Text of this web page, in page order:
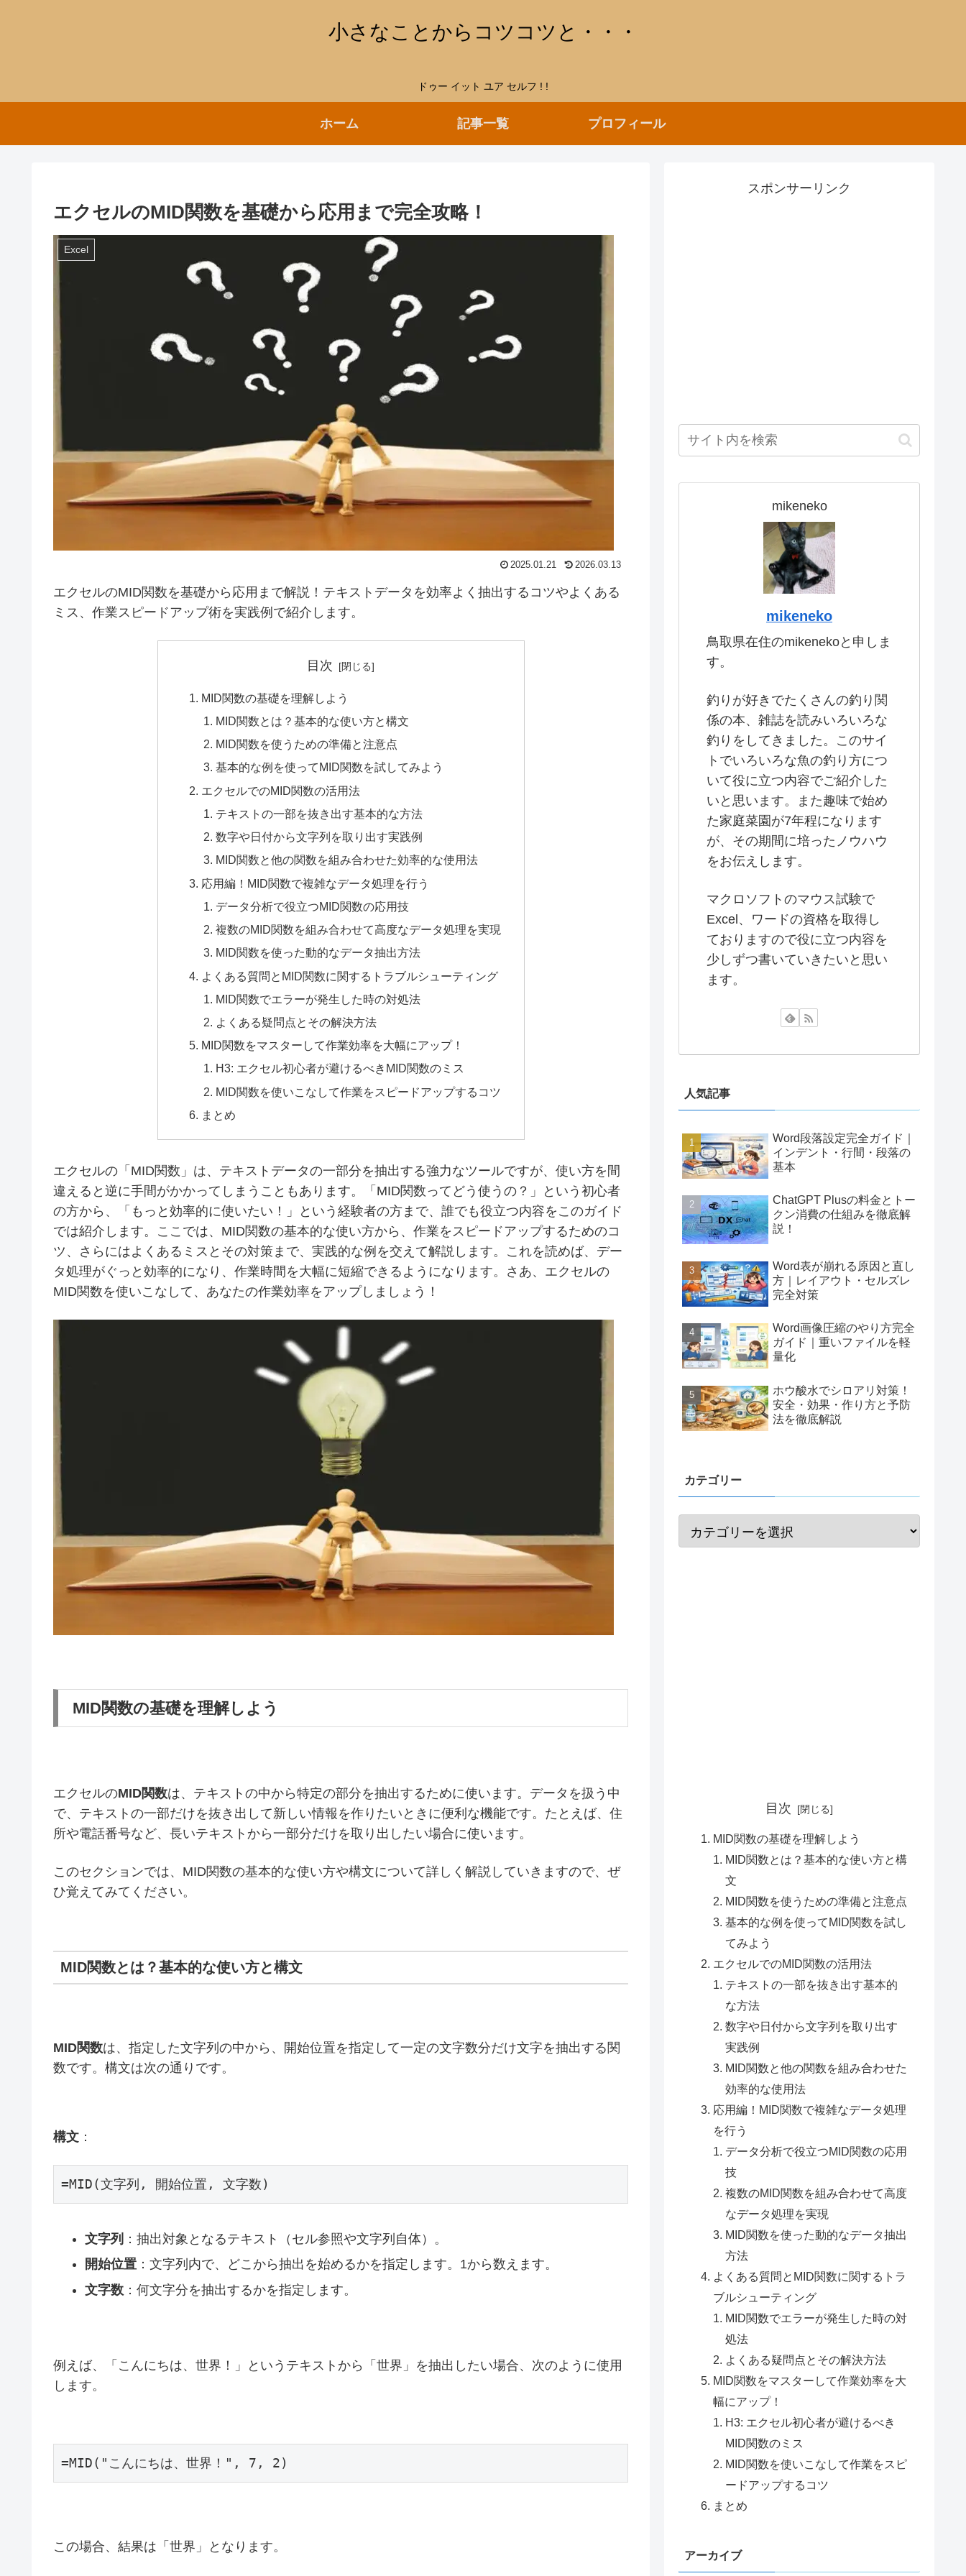
小さなことからコツコツと・・・
ドゥー イット ユア セルフ ! !
ホーム 記事一覧 プロフィール
エクセルのMID関数を基礎から応用まで完全攻略！
Excel
2025.01.21 2026.03.13
エクセルのMID関数を基礎から応用まで解説！テキストデータを効率よく抽出するコツやよくある
ミス、作業スピードアップ術を実践例で紹介します。
目次
MID関数の基礎を理解しよう
MID関数とは？基本的な使い方と構文
MID関数を使うための準備と注意点
基本的な例を使ってMID関数を試してみよう
エクセルでのMID関数の活用法
テキストの一部を抜き出す基本的な方法
数字や日付から文字列を取り出す実践例
MID関数と他の関数を組み合わせた効率的な使用法
応用編！MID関数で複雑なデータ処理を行う
データ分析で役立つMID関数の応用技
複数のMID関数を組み合わせて高度なデータ処理を実現
MID関数を使った動的なデータ抽出方法
よくある質問とMID関数に関するトラブルシューティング
MID関数でエラーが発生した時の対処法
よくある疑問点とその解決方法
MID関数をマスターして作業効率を大幅にアップ！
H3: エクセル初心者が避けるべきMID関数のミス
MID関数を使いこなして作業をスピードアップするコツ
まとめ
エクセルの「MID関数」は、テキストデータの一部分を抽出する強力なツールですが、使い方を間
違えると逆に手間がかかってしまうこともあります。「MID関数ってどう使うの？」という初心者
の方から、「もっと効率的に使いたい！」という経験者の方まで、誰でも役立つ内容をこのガイド
では紹介します。ここでは、MID関数の基本的な使い方から、作業をスピードアップするためのコ
ツ、さらにはよくあるミスとその対策まで、実践的な例を交えて解説します。これを読めば、デー
タ処理がぐっと効率的になり、作業時間を大幅に短縮できるようになります。さあ、エクセルの
MID関数を使いこなして、あなたの作業効率をアップしましょう！
MID関数の基礎を理解しよう
エクセルのMID関数は、テキストの中から特定の部分を抽出するために使います。データを扱う中
で、テキストの一部だけを抜き出して新しい情報を作りたいときに便利な機能です。たとえば、住
所や電話番号など、長いテキストから一部分だけを取り出したい場合に使います。
このセクションでは、MID関数の基本的な使い方や構文について詳しく解説していきますので、ぜ
ひ覚えてみてください。
MID関数とは？基本的な使い方と構文
MID関数は、指定した文字列の中から、開始位置を指定して一定の文字数分だけ文字を抽出する関
数です。構文は次の通りです。
構文 ：
=MID(文字列, 開始位置, 文字数)
文字列 ：抽出対象となるテキスト（セル参照や文字列自体）。
開始位置：文字列内で、どこから抽出を始めるかを指定します。1から数えます。
文字数：何文字分を抽出するかを指定します。
例えば、「こんにちは、世界！」というテキストから「世界」を抽出したい場合、次のように使用
します。
=MID("こんにちは、世界！", 7, 2)
この場合、結果は「世界」となります。
スポンサーリンク
mikeneko
mikeneko
鳥取県在住のmikenekoと申しま
す。
釣りが好きでたくさんの釣り関
係の本、雑誌を読みいろいろな
釣りをしてきました。このサイ
トでいろいろな魚の釣り方につ
いて役に立つ内容でご紹介した
いと思います。また趣味で始め
た家庭菜園が7年程になります
が、その期間に培ったノウハウ
をお伝えします。
マクロソフトのマウス試験で
Excel、ワードの資格を取得し
ておりますので役に立つ内容を
少しずつ書いていきたいと思い
ます。
人気記事
Word段落設定完全ガイド｜
インデント・行間・段落の
基本
ChatGPT Plusの料金とトー
クン消費の仕組みを徹底解
説！
Word表が崩れる原因と直し
方｜レイアウト・セルズレ
完全対策
Word画像圧縮のやり方完全
ガイド｜重いファイルを軽
量化
ホウ酸水でシロアリ対策！
安全・効果・作り方と予防
法を徹底解説
カテゴリー
目次
MID関数の基礎を理解しよう
MID関数とは？基本的な使い方と構
文
MID関数を使うための準備と注意点
基本的な例を使ってMID関数を試し
てみよう
エクセルでのMID関数の活用法
テキストの一部を抜き出す基本的
な方法
数字や日付から文字列を取り出す
実践例
MID関数と他の関数を組み合わせた
効率的な使用法
応用編！MID関数で複雑なデータ処理
を行う
データ分析で役立つMID関数の応用
技
複数のMID関数を組み合わせて高度
なデータ処理を実現
MID関数を使った動的なデータ抽出
方法
よくある質問とMID関数に関するトラ
ブルシューティング
MID関数でエラーが発生した時の対
処法
よくある疑問点とその解決方法
MID関数をマスターして作業効率を大
幅にアップ！
H3: エクセル初心者が避けるべき
MID関数のミス
MID関数を使いこなして作業をスピ
ードアップするコツ
まとめ
アーカイブ